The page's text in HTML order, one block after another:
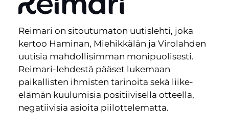
Reimari on sitoutumaton uutislehti, joka
kertoo Haminan, Miehikkälän ja Virolahden
uutisia mahdollisimman monipuolisesti.
Reimari-lehdestä pääset lukemaan
paikallisten ihmisten tarinoita sekä liike-
elämän kuulumisia positiivisella otteella,
negatiivisia asioita piilottelematta.